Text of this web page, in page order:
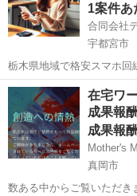
1案件あ
合同会社
宇都宮市
栃木県地域で格安スマホ回
す。（他の地域の方はご相談ください。）
く時間・場所は自由とさせていた
で、気楽にやるのもよし、
栃木 宇都宮市
在宅ワ
成果報酬
成果報酬
Mother's
真岡市
数ある中からご覧いただきまして